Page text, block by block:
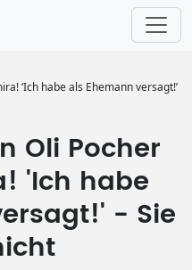
‘Ich habe als Ehemann versagt!’
Oli Pocher
'Ich habe
- Sie